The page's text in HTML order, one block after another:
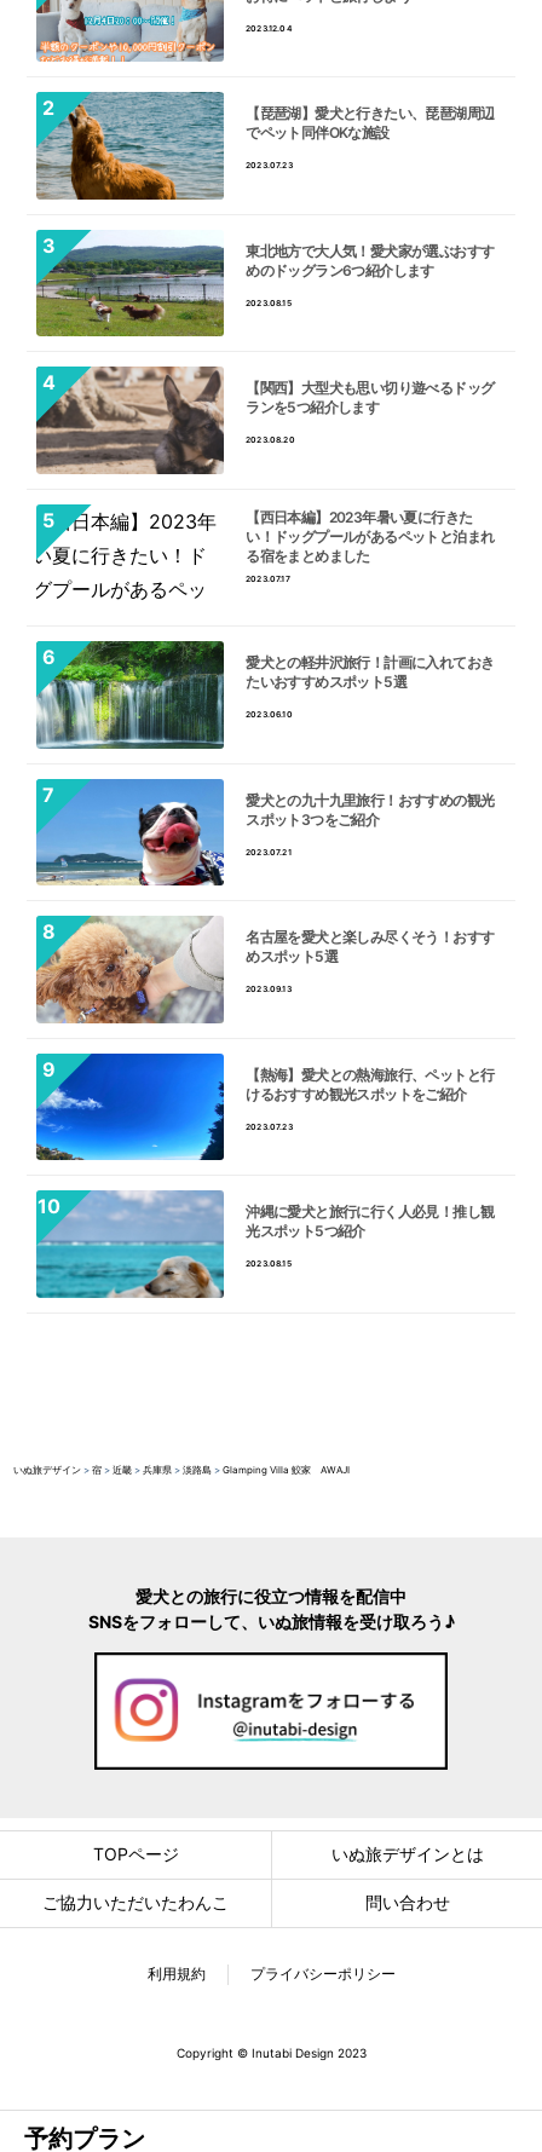
予約プラン
2023.12.04
【琵琶湖】愛犬と行きたい、琵琶湖周辺
でペット同伴OKな施設
2023.07.23
東北地方で大人気！愛犬家が選ぶおすす
めのドッグラン6つ紹介します
2023.08.15
【関西】大型犬も思い切り遊べるドッグ
ランを5つ紹介します
2023.08.20
【西日本編】2023年暑い夏に行きた
い！ドッグプールがあるペットと泊まれ
る宿をまとめました
2023.07.17
愛犬との軽井沢旅行！計画に入れておき
たいおすすめスポット5選
2023.06.10
愛犬との九十九里旅行！おすすめの観光
スポット3つをご紹介
2023.07.21
名古屋を愛犬と楽しみ尽くそう！おすす
めスポット5選
2023.09.13
【熱海】愛犬との熱海旅行、ペットと行
けるおすすめ観光スポットをご紹介
2023.07.23
沖縄に愛犬と旅行に行く人必見！推し観
光スポット5つ紹介
2023.08.15
いぬ旅デザイン >宿 >近畿 >兵庫県 >淡路島 >Glamping Villa 鮫家 AWAJI
愛犬との旅行に役立つ情報を配信中
SNSをフォローして、いぬ旅情報を受け取ろう♪
TOPページ いぬ旅デザインとは
ご協力いただいたわんこ 問い合わせ
利用規約 プライバシーポリシー
Copyright © Inutabi Design 2023